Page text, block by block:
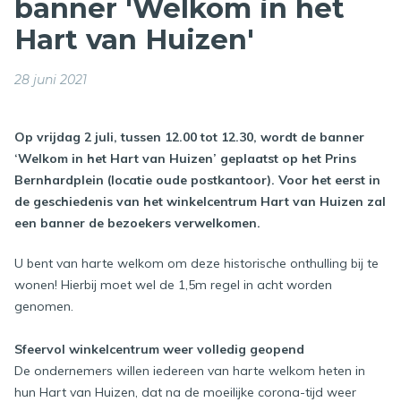
banner 'Welkom in het
Hart van Huizen'
28 juni 2021
Op vrijdag 2 juli, tussen 12.00 tot 12.30, wordt de banner
‘Welkom in het Hart van Huizen’ geplaatst op het Prins
Bernhardplein (locatie oude postkantoor). Voor het eerst in
de geschiedenis van het winkelcentrum Hart van Huizen zal
een banner de bezoekers verwelkomen.
U bent van harte welkom om deze historische onthulling bij te
wonen! Hierbij moet wel de 1,5m regel in acht worden
genomen.
Sfeervol winkelcentrum weer volledig geopend
De ondernemers willen iedereen van harte welkom heten in
hun Hart van Huizen, dat na de moeilijke corona-tijd weer